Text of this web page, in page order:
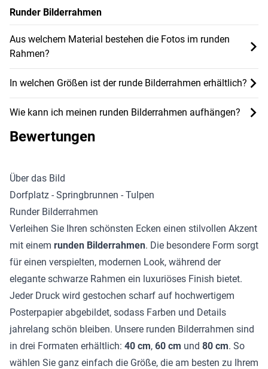
Runder Bilderrahmen
Aus welchem Material bestehen die Fotos im runden
Rahmen?
In welchen Größen ist der runde Bilderrahmen erhältlich?
Wie kann ich meinen runden Bilderrahmen aufhängen?
Bewertungen
Über das Bild
Dorfplatz - Springbrunnen - Tulpen
Runder Bilderrahmen
Verleihen Sie Ihren schönsten Ecken einen stilvollen Akzent
mit einem runden Bilderrahmen. Die besondere Form sorgt
für einen verspielten, modernen Look, während der
elegante schwarze Rahmen ein luxuriöses Finish bietet.
Jeder Druck wird gestochen scharf auf hochwertigem
Posterpapier abgebildet, sodass Farben und Details
jahrelang schön bleiben. Unsere runden Bilderrahmen sind
in drei Formaten erhältlich: 40 cm, 60 cm und 80 cm. So
wählen Sie ganz einfach die Größe, die am besten zu Ihrem